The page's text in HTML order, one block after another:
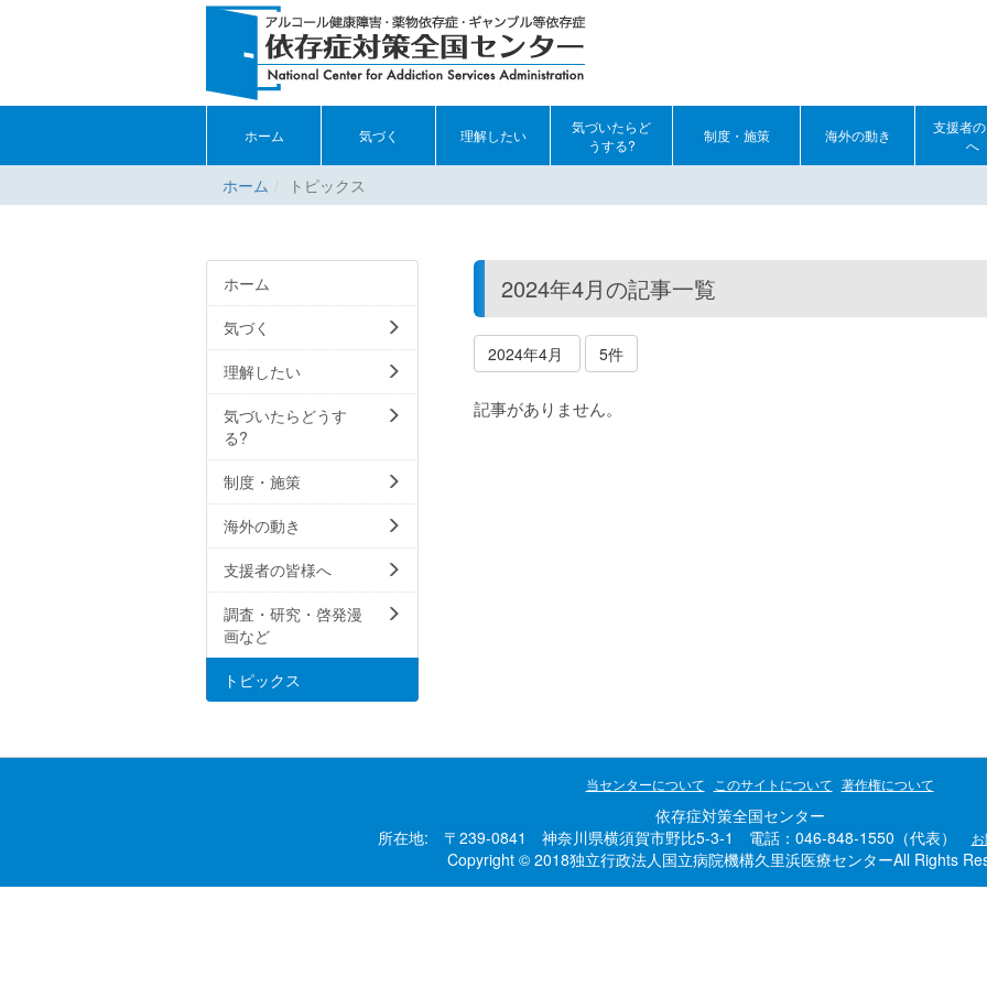
ホーム 気づく 理解したい
気づいたらど
うする?
制度・施策 海外の動き
支援者
へ
ホーム トピックス
2024年4月の記事一覧
2024年4月 5件
記事がありません。
ホーム
気づく
理解したい
気づいたらどうす
る?
制度・施策
海外の動き
支援者の皆様へ
調査・研究・啓発漫
画など
トピックス
当センターについて このサイトについて 著作権について
依存症対策全国センター
所在地: 〒239-0841 神奈川県横須賀市野比5-3-1 電話：046-848-1550（代表）
Copyright © 2018独立行政法人国立病院機構久里浜医療センターAll Rights